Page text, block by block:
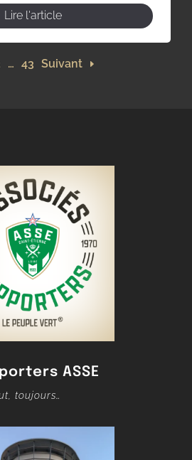
Lire l'article
… 43 Suivant
ASSE
toujours…